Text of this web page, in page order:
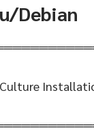
Debian
Culture